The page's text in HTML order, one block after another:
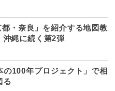
・奈良」を紹介する地図教
沖縄に続く第2弾
100年プロジェクト」で相
る